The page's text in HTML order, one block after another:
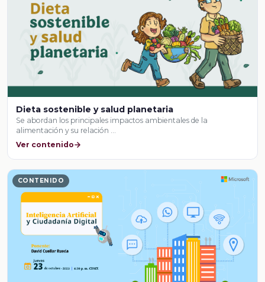
Dieta sostenible y salud planetaria
Se abordan los principales impactos ambientales de la
alimentación y su relación …
Ver contenido
CONTENIDO